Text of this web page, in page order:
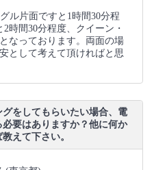
ル片面ですと1時間30分程
時間30分程度、クイーン・
なっております。両面の場
として考えて頂ければと思
をしてもらいたい場合、電
要はありますか？他に何か
えて下さい。